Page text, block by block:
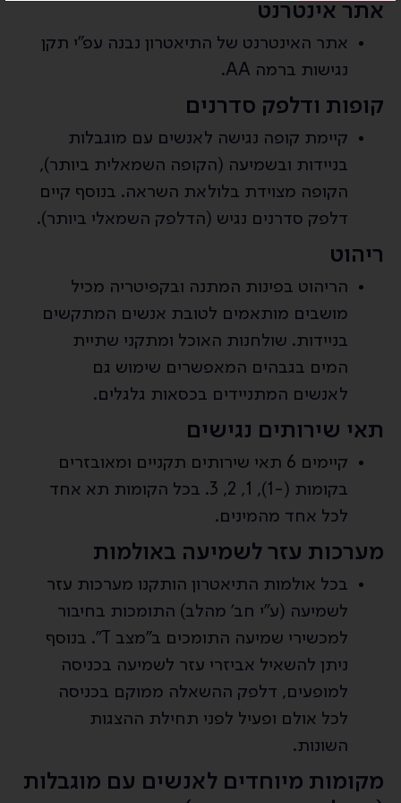
אתר אינטרנט
אתר האינטרנט של התיאטרון נבנה עפ"י תקן
נגישות ברמה AA.
קופות ודלפק סדרנים
קיימת קופה נגישה לאנשים עם מוגבלות
בניידות ובשמיעה (הקופה השמאלית ביותר),
הקופה מצוידת בלולאת השראה. בנוסף קיים
דלפק סדרנים נגיש (הדלפק השמאלי ביותר).
ריהוט
הריהוט בפינות המתנה ובקפיטריה מכיל
מושבים מותאמים לטובת אנשים המתקשים
בניידות. שולחנות האוכל ומתקני שתיית
המים בגבהים המאפשרים שימוש גם
לאנשים המתניידים בכסאות גלגלים.
תאי שירותים נגישים
קיימים 6 תאי שירותים תקניים ומאובזרים
בקומות (-1), 1, 2, 3. בכל הקומות תא אחד
לכל אחד מהמינים.
מערכות עזר לשמיעה באולמות
בכל אולמות התיאטרון הותקנו מערכות עזר
לשמיעה (ע"י חב' מהלב) התומכות בחיבור
למכשירי שמיעה התומכים ב"מצב T". בנוסף
ניתן להשאיל אביזרי עזר לשמיעה בכניסה
למופעים, דלפק ההשאלה ממוקם בכניסה
לכל אולם ופעיל לפני תחילת ההצגות
השונות.
מקומות מיוחדים לאנשים עם מוגבלות